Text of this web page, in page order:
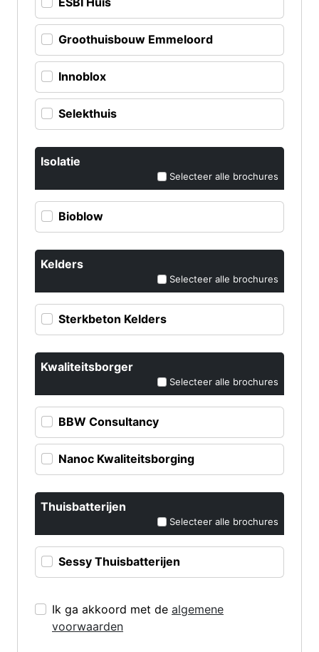
Groothuisbouw Emmeloord
Innoblox
Selekthuis
Isolatie
Selecteer alle brochures
Bioblow
Kelders
Selecteer alle brochures
Sterkbeton Kelders
Kwaliteitsborger
Selecteer alle brochures
BBW Consultancy
Nanoc Kwaliteitsborging
Thuisbatterijen
Selecteer alle brochures
Sessy Thuisbatterijen
Ik ga akkoord met de algemene
voorwaarden